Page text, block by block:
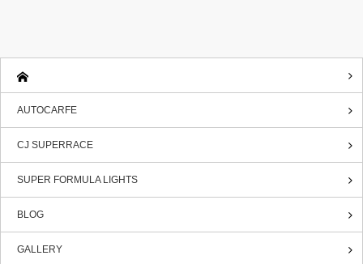
AUTOCARFE
CJ SUPERRACE
SUPER FORMULA LIGHTS
BLOG
GALLERY